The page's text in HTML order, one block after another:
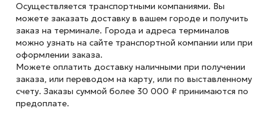
Осуществляется транспортными компаниями. Вы
можете заказать доставку в вашем городе и получить
заказ на терминале. Города и адреса терминалов
можно узнать на сайте транспортной компании или при
оформлении заказа.
Можете оплатить доставку наличными при получении
заказа, или переводом на карту, или по выставленному
счету. Заказы суммой более 30 000 ₽ принимаются по
предоплате.